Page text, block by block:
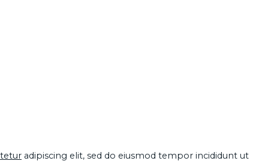
adipiscing elit, sed do eiusmod tempor incididunt ut